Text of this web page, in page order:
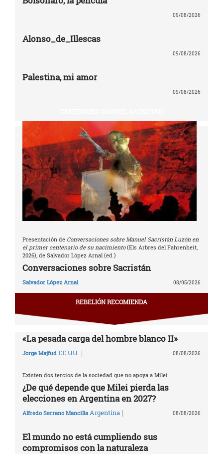
09/08/2026
Alonso_de_Illescas
09/08/2026
Palestina, mi amor
09/08/2026
Presentación de Conversaciones sobre Manuel Sacristán Luzón en
el primer centenario de su nacimiento(Els Arbres del Fahrenheit,
2026), de Salvador López Arnal (ed.)
Conversaciones sobre Sacristán
Salvador López Arnal 08/05/2026
REBELIÓN RECOMIENDA
«La pesada carga del hombre blanco II»
Jorge Majfud EE.UU. | 08/08/2026
Existen dos tercios de la sociedad que no apoya a Milei
¿De qué depende que Milei pierda las
elecciones en Argentina en 2027?
Alfredo Serrano Mancilla Argentina | 08/08/2026
El mundo no está cumpliendo sus
compromisos con la naturaleza